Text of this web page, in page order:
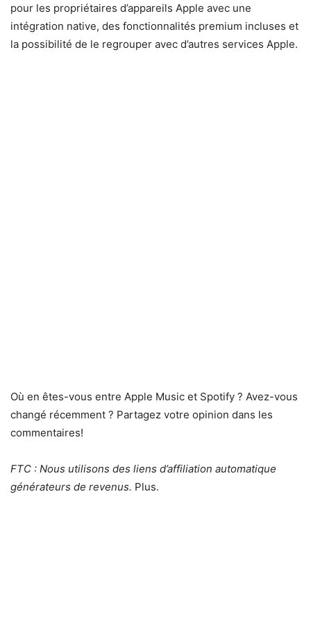
pour les propriétaires d’appareils Apple avec une
intégration native, des fonctionnalités premium incluses et
la possibilité de le regrouper avec d’autres services Apple.
Où en êtes-vous entre Apple Music et Spotify ? Avez-vous
changé récemment ? Partagez votre opinion dans les
commentaires!
FTC : Nous utilisons des liens d’affiliation automatique
générateurs de revenus. Plus.